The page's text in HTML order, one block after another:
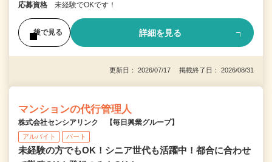
応募資格 未経験でOKです！
後で見る 詳細を見る
更新日： 2026/07/17 掲載終了日： 2026/08/31
マンションの代行管理人
株式会社センシアリンク 【毎日興業グループ】
アルバイト パート
未経験の方でもOK！シニア世代も活躍中！都合に合わせ